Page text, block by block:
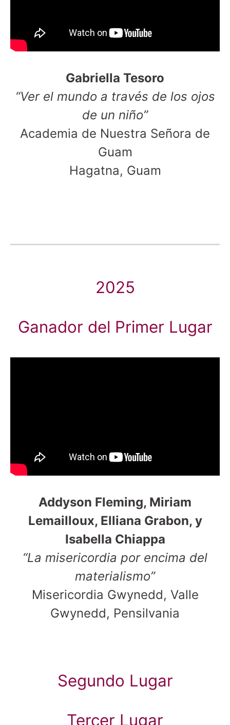
Gabriella Tesoro
“Ver el mundo a través de los ojos
de un niño”
Academia de Nuestra Señora de
Guam
Hagatna, Guam
2025
Ganador del Primer Lugar
Addyson Fleming, Miriam
Lemailloux, Elliana Grabon, y
Isabella Chiappa
“La misericordia por encima del
materialismo”
Misericordia Gwynedd, Valle
Gwynedd, Pensilvania
Segundo Lugar
Tercer Lugar